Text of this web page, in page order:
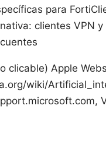
para
clientes VPN
clicable) Apple
wiki/